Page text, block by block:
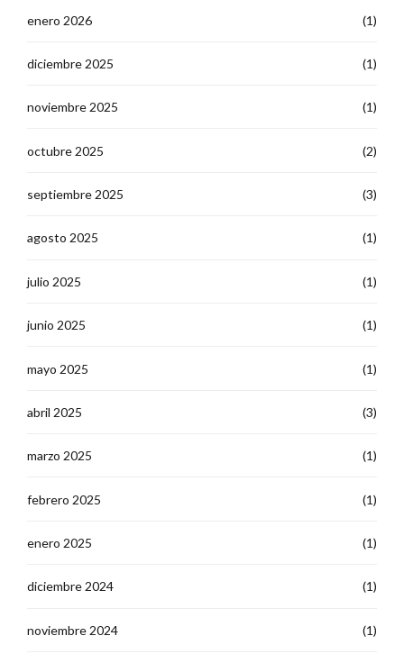
enero 2026 (1)
diciembre 2025 (1)
noviembre 2025 (1)
octubre 2025 (2)
septiembre 2025 (3)
agosto 2025 (1)
julio 2025 (1)
junio 2025 (1)
mayo 2025 (1)
abril 2025 (3)
marzo 2025 (1)
febrero 2025 (1)
enero 2025 (1)
diciembre 2024 (1)
noviembre 2024 (1)